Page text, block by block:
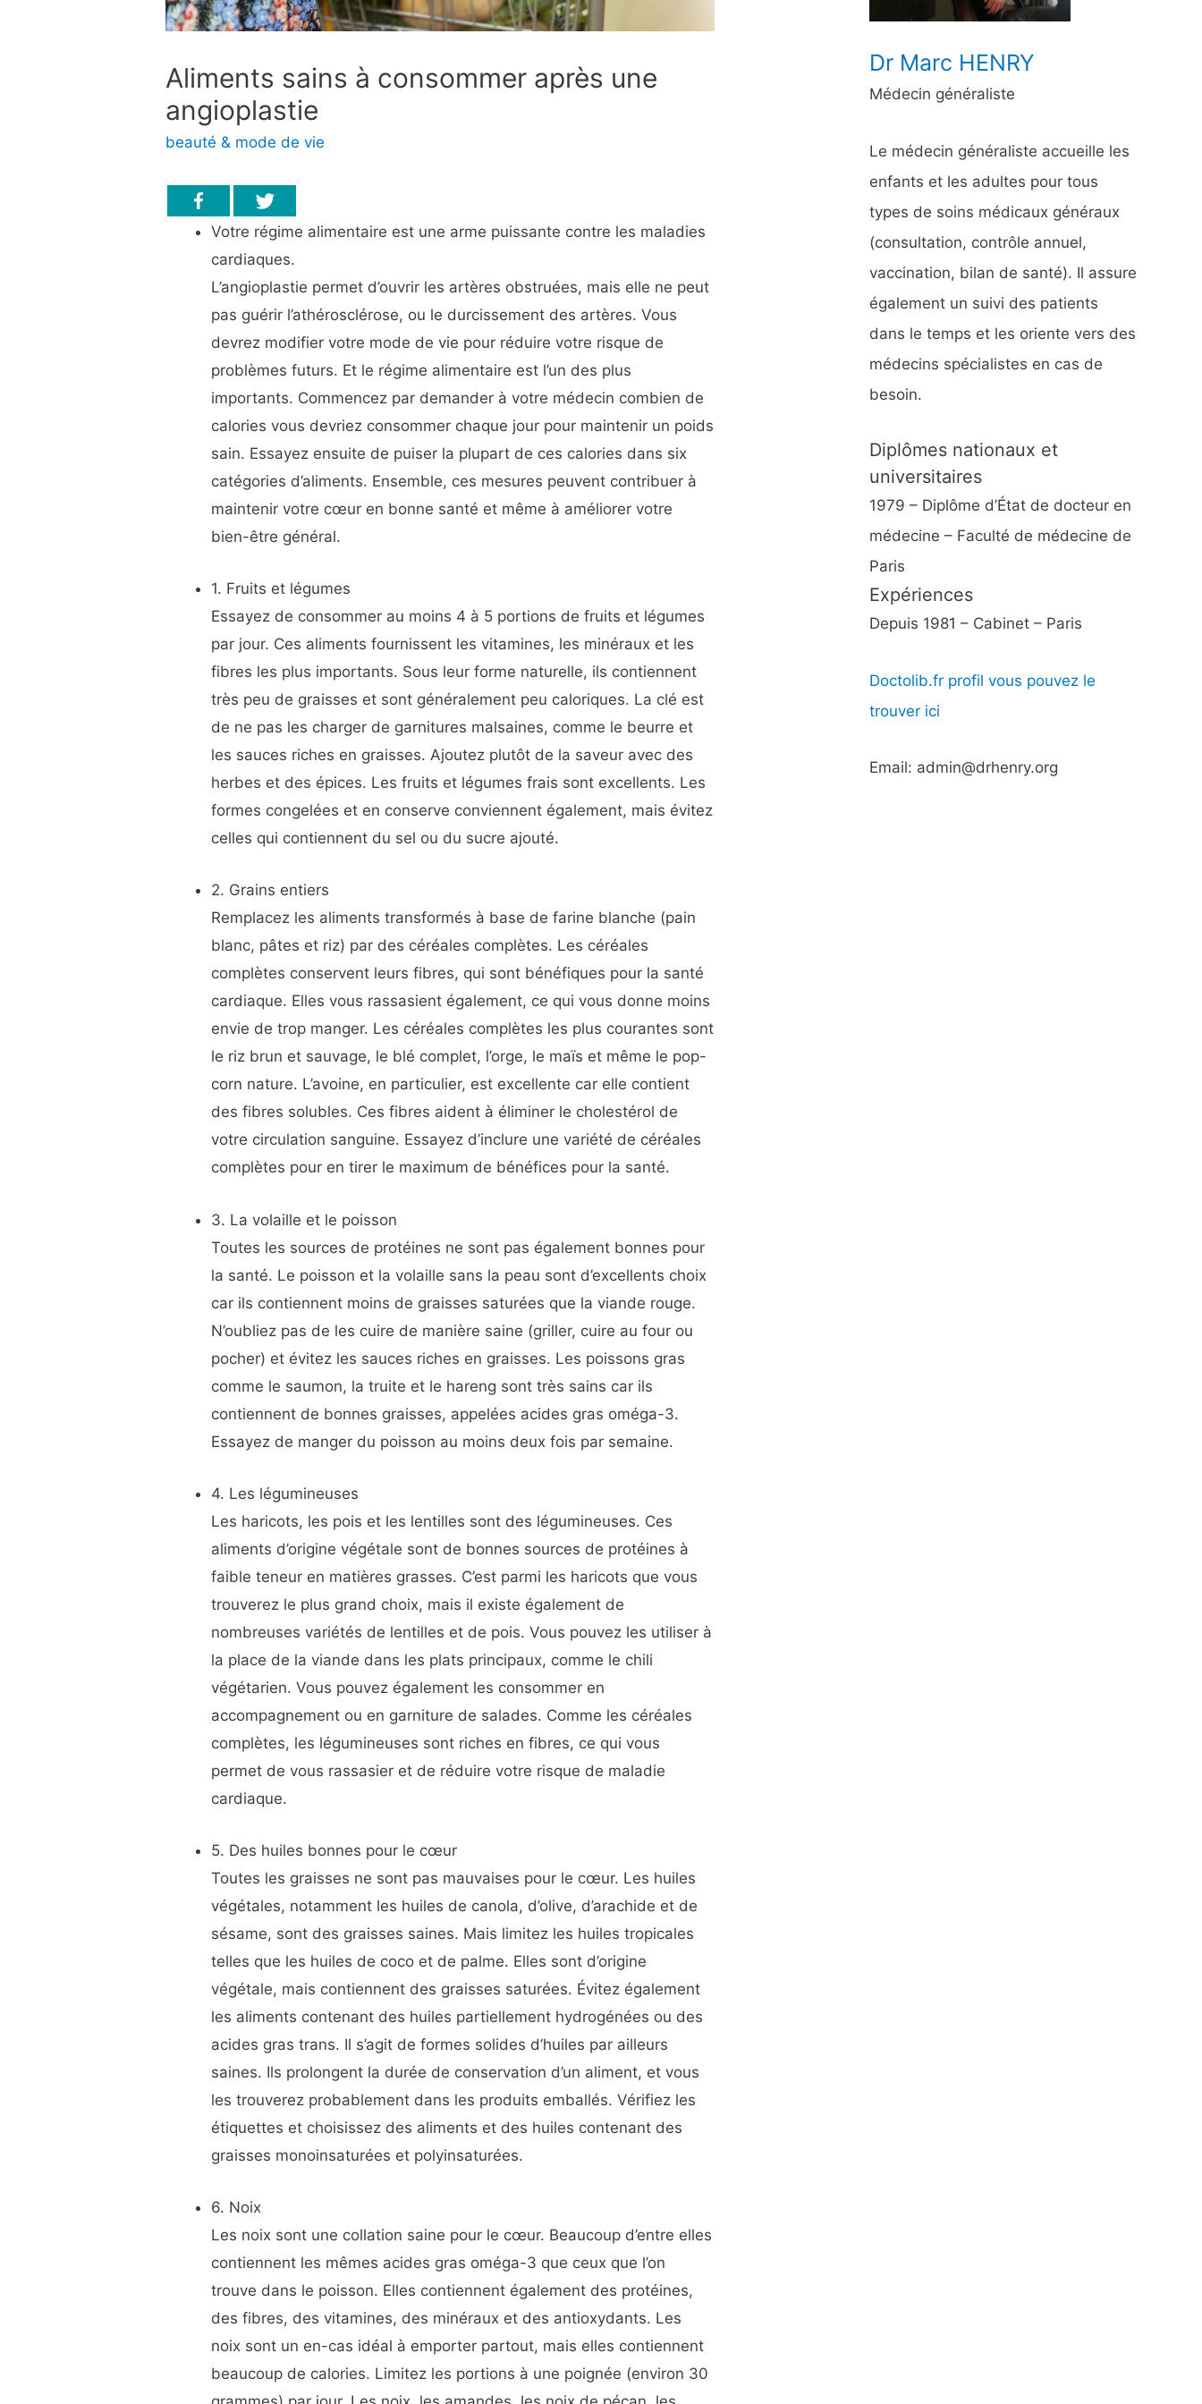
Aliments sains à consommer après une
angioplastie
beauté & mode de vie
Votre régime alimentaire est une arme puissante contre les maladies
cardiaques.
L’angioplastie permet d’ouvrir les artères obstruées, mais elle ne peut
pas guérir l’athérosclérose, ou le durcissement des artères. Vous
devrez modifier votre mode de vie pour réduire votre risque de
problèmes futurs. Et le régime alimentaire est l’un des plus
importants. Commencez par demander à votre médecin combien de
calories vous devriez consommer chaque jour pour maintenir un poids
sain. Essayez ensuite de puiser la plupart de ces calories dans six
catégories d’aliments. Ensemble, ces mesures peuvent contribuer à
maintenir votre cœur en bonne santé et même à améliorer votre
bien-être général.
1. Fruits et légumes
Essayez de consommer au moins 4 à 5 portions de fruits et légumes
par jour. Ces aliments fournissent les vitamines, les minéraux et les
fibres les plus importants. Sous leur forme naturelle, ils contiennent
très peu de graisses et sont généralement peu caloriques. La clé est
de ne pas les charger de garnitures malsaines, comme le beurre et
les sauces riches en graisses. Ajoutez plutôt de la saveur avec des
herbes et des épices. Les fruits et légumes frais sont excellents. Les
formes congelées et en conserve conviennent également, mais évitez
celles qui contiennent du sel ou du sucre ajouté.
2. Grains entiers
Remplacez les aliments transformés à base de farine blanche (pain
blanc, pâtes et riz) par des céréales complètes. Les céréales
complètes conservent leurs fibres, qui sont bénéfiques pour la santé
cardiaque. Elles vous rassasient également, ce qui vous donne moins
envie de trop manger. Les céréales complètes les plus courantes sont
le riz brun et sauvage, le blé complet, l’orge, le maïs et même le pop-
corn nature. L’avoine, en particulier, est excellente car elle contient
des fibres solubles. Ces fibres aident à éliminer le cholestérol de
votre circulation sanguine. Essayez d’inclure une variété de céréales
complètes pour en tirer le maximum de bénéfices pour la santé.
3. La volaille et le poisson
Toutes les sources de protéines ne sont pas également bonnes pour
la santé. Le poisson et la volaille sans la peau sont d’excellents choix
car ils contiennent moins de graisses saturées que la viande rouge.
N’oubliez pas de les cuire de manière saine (griller, cuire au four ou
pocher) et évitez les sauces riches en graisses. Les poissons gras
comme le saumon, la truite et le hareng sont très sains car ils
contiennent de bonnes graisses, appelées acides gras oméga-3.
Essayez de manger du poisson au moins deux fois par semaine.
4. Les légumineuses
Les haricots, les pois et les lentilles sont des légumineuses. Ces
aliments d’origine végétale sont de bonnes sources de protéines à
faible teneur en matières grasses. C’est parmi les haricots que vous
trouverez le plus grand choix, mais il existe également de
nombreuses variétés de lentilles et de pois. Vous pouvez les utiliser à
la place de la viande dans les plats principaux, comme le chili
végétarien. Vous pouvez également les consommer en
accompagnement ou en garniture de salades. Comme les céréales
complètes, les légumineuses sont riches en fibres, ce qui vous
permet de vous rassasier et de réduire votre risque de maladie
cardiaque.
5. Des huiles bonnes pour le cœur
Toutes les graisses ne sont pas mauvaises pour le cœur. Les huiles
végétales, notamment les huiles de canola, d’olive, d’arachide et de
sésame, sont des graisses saines. Mais limitez les huiles tropicales
telles que les huiles de coco et de palme. Elles sont d’origine
végétale, mais contiennent des graisses saturées. Évitez également
les aliments contenant des huiles partiellement hydrogénées ou des
acides gras trans. Il s’agit de formes solides d’huiles par ailleurs
saines. Ils prolongent la durée de conservation d’un aliment, et vous
les trouverez probablement dans les produits emballés. Vérifiez les
étiquettes et choisissez des aliments et des huiles contenant des
graisses monoinsaturées et polyinsaturées.
6. Noix
Les noix sont une collation saine pour le cœur. Beaucoup d’entre elles
contiennent les mêmes acides gras oméga-3 que ceux que l’on
trouve dans le poisson. Elles contiennent également des protéines,
des fibres, des vitamines, des minéraux et des antioxydants. Les
noix sont un en-cas idéal à emporter partout, mais elles contiennent
beaucoup de calories. Limitez les portions à une poignée (environ 30
Dr Marc HENRY
Médecin généraliste
Le médecin généraliste accueille les
enfants et les adultes pour tous
types de soins médicaux généraux
(consultation, contrôle annuel,
vaccination, bilan de santé). Il assure
également un suivi des patients
dans le temps et les oriente vers des
médecins spécialistes en cas de
besoin.
Diplômes nationaux et
universitaires
1979 – Diplôme d’État de docteur en
médecine – Faculté de médecine de
Paris
Expériences
Depuis 1981 – Cabinet – Paris
Doctolib.fr profil vous pouvez le
trouver ici
Email: admin@drhenry.org